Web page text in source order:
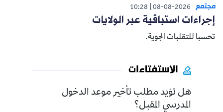
مجتمع 08-08-2026
10:28
إجراءات استباقية عبر الولايات
تحسبا للتقلبات الجوية.
الاستفتاءات
هل تؤيد مطلب تأخير موعد الدخول
المدرسي المقبل؟